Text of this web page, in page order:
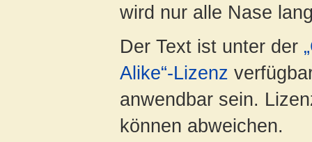
wird nur alle Nase
Der Text ist unter der
Alike“-Lizenz
anwendbar sein.
können abweichen.